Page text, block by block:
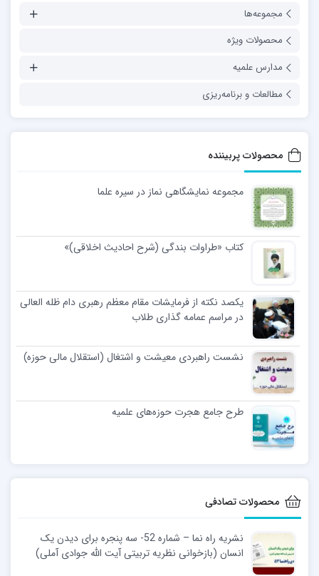
مجموعه‌ها
محصولات ویژه
مدارس علمیه
مطالعات و برنامه‌ریزی
محصولات پربیننده
مجموعه نمایشگاهی نماز در سیره علما
کتاب «طراوات بندگی (شرح احادیث اخلاقی)»
یکصد نکته از فرمایشات مقام معظم رهبری دام ظله العالی
در مراسم عمامه گذاری طلاب
نشست راهبردی معیشت و اشتغال (استقلال مالی حوزه)
طرح جامع هجرت حوزه‌های علمیه
محصولات تصادفی
نشریه راه نما – شماره 52- سه پنجره برای دیدن یک
انسان (بازخوانی نظریه تربیتی آیت الله جوادی آملی)